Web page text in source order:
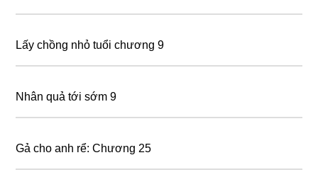
Lấy chồng nhỏ tuổi chương 9
Nhân quả tới sớm 9
Gả cho anh rể: Chương 25